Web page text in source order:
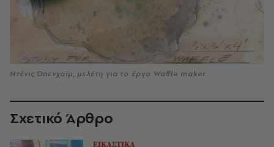
Ντένις Όπενχαϊμ, μελέτη για το έργο Waffle maker
Σχετικό Άρθρο
ΕΙΚΑΣΤΙΚΑ